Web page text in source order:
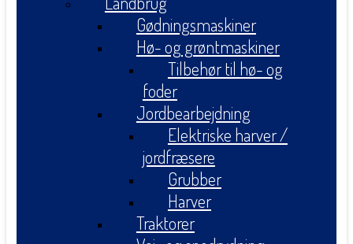
Gødningsmaskiner
Hø- og grøntmaskiner
Tilbehør til hø- og
foder
Jordbearbejdning
Elektriske harver /
jordfræsere
Grubber
Harver
Traktorer